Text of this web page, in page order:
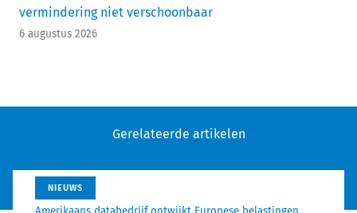
vermindering niet verschoonbaar
6 augustus 2026
Gerelateerde artikelen
NIEUWS